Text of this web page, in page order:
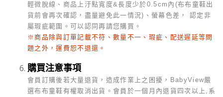
輕微脫線、商品上汙點寬度&長度少於0.5cm內(布布童鞋出
貨前會再次確認，盡量避免此一情況)、螢幕色差， 認定非
屬瑕疵範圍。可以認同再請您購買。
※商品除與訂單記載不符、數量不一、瑕疵、配送遲延等問
題之外，運費恕不退還。
購買注意事項
會員訂購後若大量退貨，造成作業上之困擾，BabyView嚴
選布布童鞋有權取消出貨。會員於一個月內退貨四次以上,系